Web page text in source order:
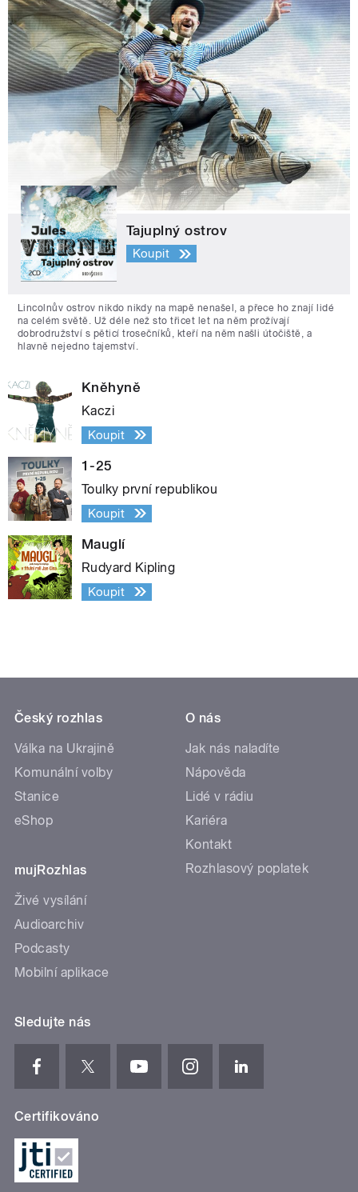
Tajuplný ostrov
Koupit
Lincolnův ostrov nikdo nikdy na mapě nenašel, a přece ho znají lidé
na celém světě. Už déle než sto třicet let na něm prožívají
dobrodružství s pěticí trosečníků, kteří na něm našli útočiště, a
hlavně nejedno tajemství.
Kněhyně
Kaczi
Koupit
1-25
Toulky první republikou
Koupit
Mauglí
Rudyard Kipling
Koupit
Český rozhlas
Válka na Ukrajině
Komunální volby
Stanice
eShop
mujRozhlas
Živé vysílání
Audioarchiv
Podcasty
Mobilní aplikace
O nás
Jak nás naladíte
Nápověda
Lidé v rádiu
Kariéra
Kontakt
Rozhlasový poplatek
Sledujte nás
Certifikováno